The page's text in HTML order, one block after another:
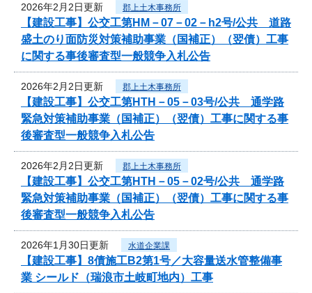
2026年2月2日更新 郡上土木事務所
【建設工事】公交工第HM－07－02－h2号/公共 道路
盛土のり面防災対策補助事業（国補正）（翌債）工事
に関する事後審査型一般競争入札公告
2026年2月2日更新 郡上土木事務所
【建設工事】公交工第HTH－05－03号/公共 通学路
緊急対策補助事業（国補正）（翌債）工事に関する事
後審査型一般競争入札公告
2026年2月2日更新 郡上土木事務所
【建設工事】公交工第HTH－05－02号/公共 通学路
緊急対策補助事業（国補正）（翌債）工事に関する事
後審査型一般競争入札公告
2026年1月30日更新 水道企業課
【建設工事】8債施工B2第1号／大容量送水管整備事
業 シールド（瑞浪市土岐町地内）工事